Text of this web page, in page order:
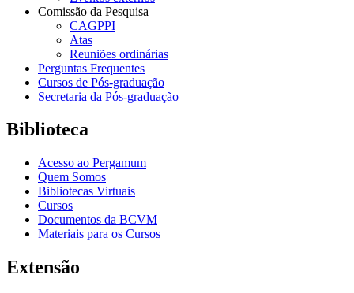
Comissão da Pesquisa
CAGPPI
Atas
Reuniões ordinárias
Perguntas Frequentes
Cursos de Pós-graduação
Secretaria da Pós-graduação
Biblioteca
Acesso ao Pergamum
Quem Somos
Bibliotecas Virtuais
Cursos
Documentos da BCVM
Materiais para os Cursos
Extensão